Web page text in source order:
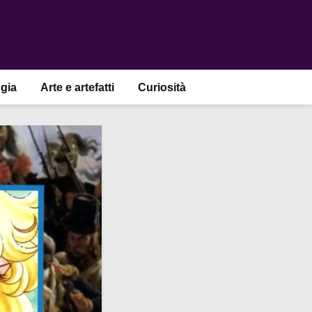
Arte e artefatti Curiosità